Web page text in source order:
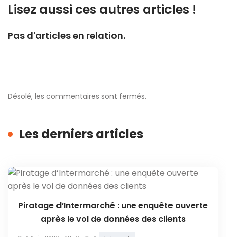
Lisez aussi ces autres articles !
Pas d'articles en relation.
Désolé, les commentaires sont fermés.
Les derniers articles
Piratage d’Intermarché : une enquête ouverte
après le vol de données des clients